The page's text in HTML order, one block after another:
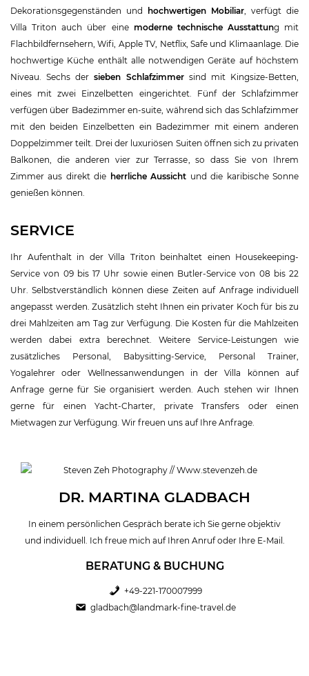
Dekorationsgegenständen und hochwertigen Mobiliar , verfügt die
Villa Triton auch über eine moderne technische Ausstattung mit
Flachbildfernsehern, Wifi, Apple TV, Netflix, Safe und Klimaanlage. Die
hochwertige Küche enthält alle notwendigen Geräte auf höchstem
Niveau. Sechs dersieben Schlafzimmersind mit Kingsize-Betten,
eines mit zwei Einzelbetten eingerichtet. Fünf der Schlafzimmer
verfügen über Badezimmer en-suite, während sich das Schlafzimmer
mit den beiden Einzelbetten ein Badezimmer mit einem anderen
Doppelzimmer teilt. Drei der luxuriösen Suiten öffnen sich zu privaten
Balkonen, die anderen vier zur Terrasse, so dass Sie von Ihrem
Zimmer aus direkt die herrliche Aussicht und die karibische Sonne
genießen können.
SERVICE
Ihr Aufenthalt in der Villa Triton beinhaltet einen Housekeeping-
Service von 09 bis 17 Uhr sowie einen Butler-Service von 08 bis 22
Uhr. Selbstverständlich können diese Zeiten auf Anfrage individuell
angepasst werden. Zusätzlich steht Ihnen ein privater Koch für bis zu
drei Mahlzeiten am Tag zur Verfügung. Die Kosten für die Mahlzeiten
werden dabei extra berechnet. Weitere Service-Leistungen wie
zusätzliches Personal, Babysitting-Service, Personal Trainer,
Yogalehrer oder Wellnessanwendungen in der Villa können auf
Anfrage gerne für Sie organisiert werden. Auch stehen wir Ihnen
gerne für einen Yacht-Charter, private Transfers oder einen
Mietwagen zur Verfügung. Wir freuen uns auf Ihre Anfrage.
DR. MARTINA GLADBACH
In einem persönlichen Gespräch berate ich Sie gerne objektiv
und individuell. Ich freue mich auf Ihren Anruf oder Ihre E-Mail.
BERATUNG & BUCHUNG
+49-221-170007999
gladbach@landmark-fine-travel.de